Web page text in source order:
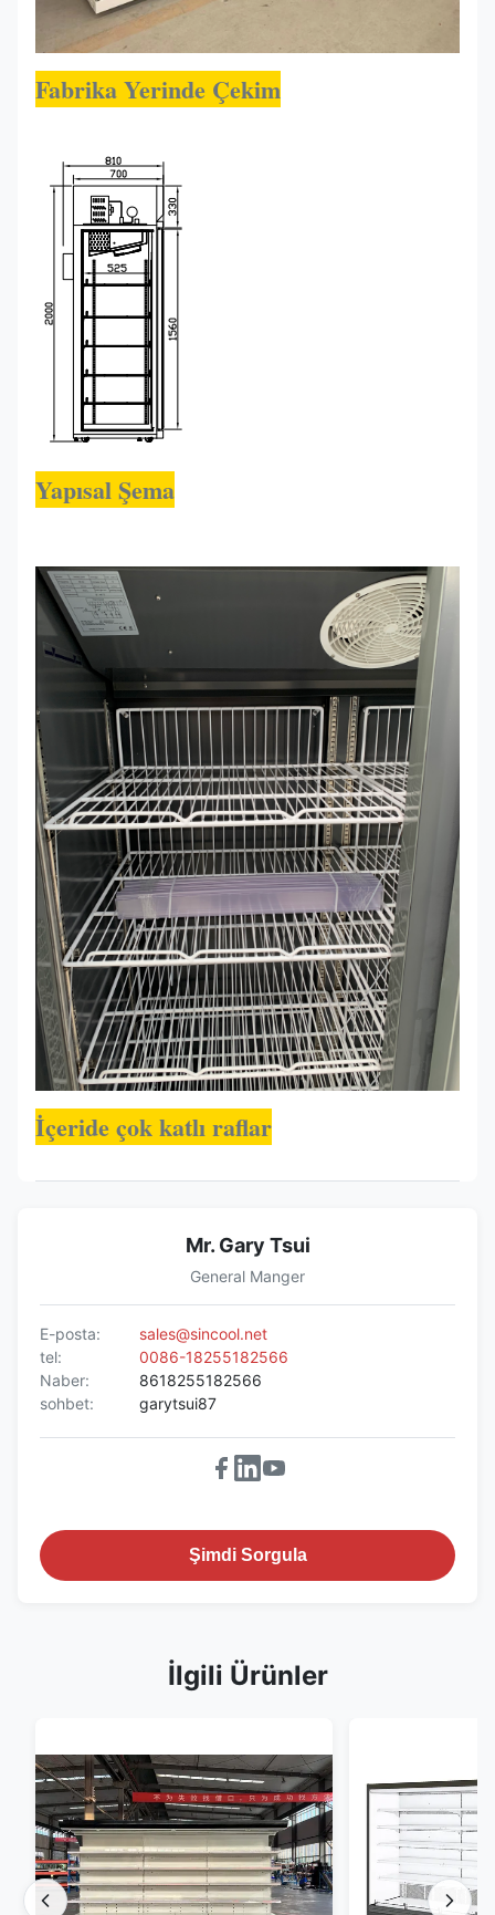
Fabrika Yerinde Çekim
Yapısal Şema
İçeride çok katlı raflar
Mr. Gary Tsui
General Manger
E-posta:
sales@sincool.net
tel:
0086-18255182566
Naber:
8618255182566
sohbet:
garytsui87
Şimdi Sorgula
İlgili Ürünler